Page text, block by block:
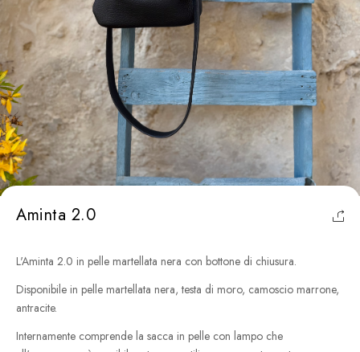
Aminta 2.0
L'Aminta 2.0 in pelle martellata nera con bottone di chiusura.
Disponibile in pelle martellata nera, testa di moro, camoscio marrone,
antracite.
Internamente comprende la sacca in pelle con lampo che